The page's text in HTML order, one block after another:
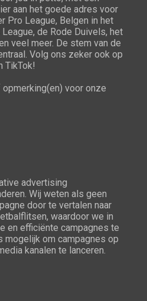
aan het goede adres voor
Pro League, Belgen in het
de Rode Duivels, het
veel meer. De stem van de
Volg ons zeker ook op
TikTok!
voor onze
advertising
Wij weten als geen
door te vertalen naar
waardoor we in
en efficiënte campagnes te
mogelijk om campagnes op
kanalen te lanceren.